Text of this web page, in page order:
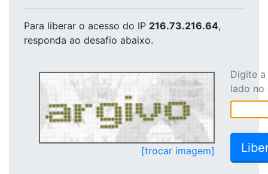
Para liberar o acesso do IP 216.73.216.64,
responda ao desafio abaixo.
[trocar imagem]
Digite
lado no